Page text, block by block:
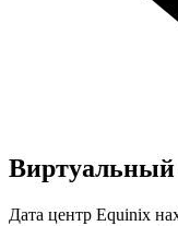
Виртуальный
Дата центр Equinix